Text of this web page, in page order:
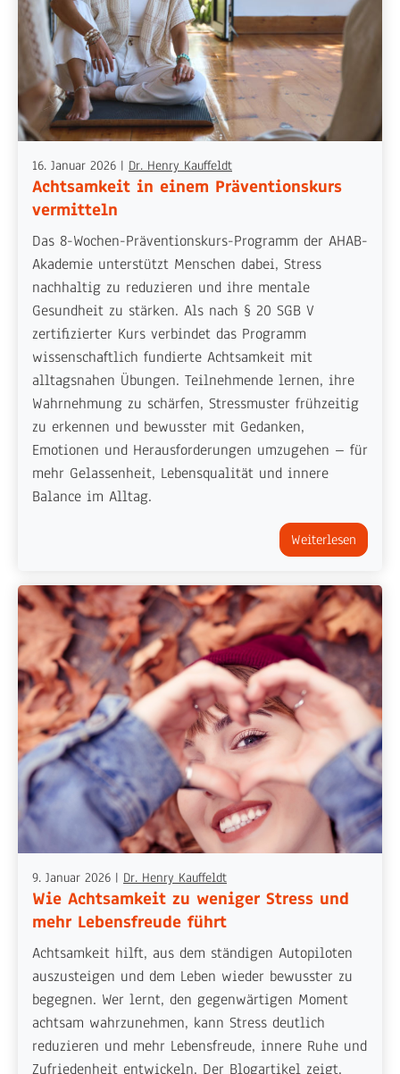
16. Januar 2026 | Dr. Henry Kauffeldt
Achtsamkeit in einem Präventionskurs
vermitteln
Das 8-Wochen-Präventionskurs-Programm der AHAB-
Akademie unterstützt Menschen dabei, Stress
nachhaltig zu reduzieren und ihre mentale
Gesundheit zu stärken. Als nach § 20 SGB V
zertifizierter Kurs verbindet das Programm
wissenschaftlich fundierte Achtsamkeit mit
alltagsnahen Übungen. Teilnehmende lernen, ihre
Wahrnehmung zu schärfen, Stressmuster frühzeitig
zu erkennen und bewusster mit Gedanken,
Emotionen und Herausforderungen umzugehen – für
mehr Gelassenheit, Lebensqualität und innere
Balance im Alltag.
Weiterlesen
9. Januar 2026 | Dr. Henry Kauffeldt
Wie Achtsamkeit zu weniger Stress und
mehr Lebensfreude führt
Achtsamkeit hilft, aus dem ständigen Autopiloten
auszusteigen und dem Leben wieder bewusster zu
begegnen. Wer lernt, den gegenwärtigen Moment
achtsam wahrzunehmen, kann Stress deutlich
reduzieren und mehr Lebensfreude, innere Ruhe und
Zufriedenheit entwickeln. Der Blogartikel zeigt,